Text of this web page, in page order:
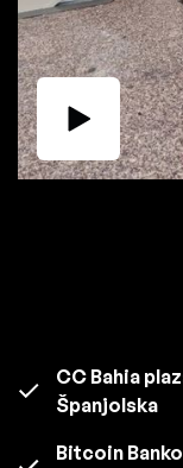
CC Bahia
Španjolska
Bitcoin